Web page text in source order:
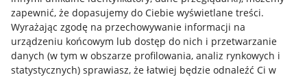
zapewnić, że dopasujemy do Ciebie wyświetlane treści.
Wyrażając zgodę na przechowywanie informacji na
urządzeniu końcowym lub dostęp do nich i przetwarzanie
danych (w tym w obszarze profilowania, analiz rynkowych i
statystycznych) sprawiasz, że łatwiej będzie odnaleźć Ci w